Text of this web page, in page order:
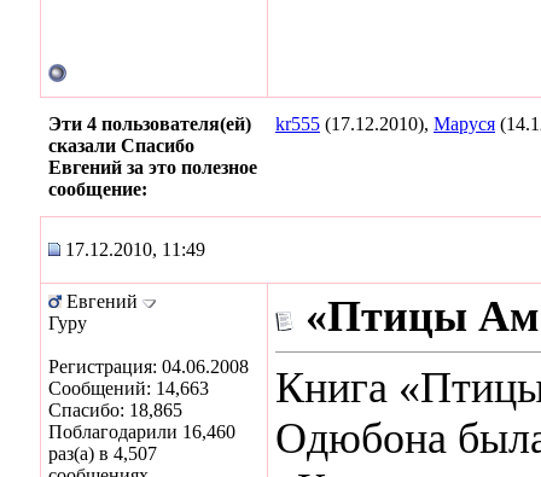
Эти 4 пользователя(ей)
сказали Спасибо
Евгений за это полезное
сообщение:
kr555 (17.12.2010), Маруся
17.12.2010, 11:49
Евгений
Гуру
Регистрация: 04.06.2008
Сообщений: 14,663
Спасибо: 18,865
Поблагодарили 16,460
раз(а) в 4,507
«Птицы
Книга
Одюбона